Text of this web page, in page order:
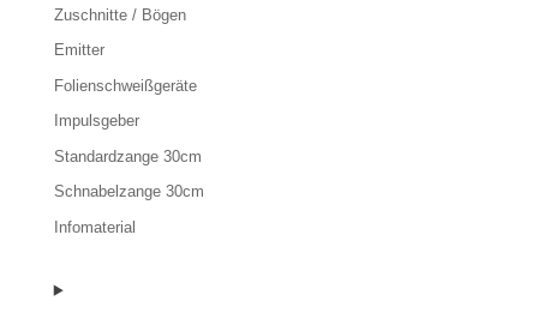
Zuschnitte / Bögen
Emitter
Folienschweißgeräte
Impulsgeber
Standardzange 30cm
Schnabelzange 30cm
Infomaterial